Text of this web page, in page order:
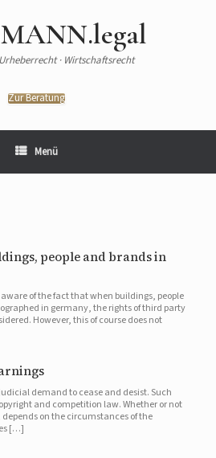
· Wirtschaftsrecht
Zur Beratung
Menü
people and brands in
of the fact that when buildings, people
in germany, the rights of third party
However, this of course does not
demand to cease and desist. Such
and competition law. Whether or not
on the circumstances of the
[…]